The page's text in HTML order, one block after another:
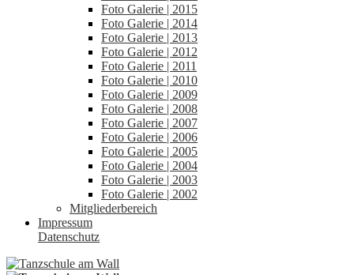
Foto Galerie | 2015
Foto Galerie | 2014
Foto Galerie | 2013
Foto Galerie | 2012
Foto Galerie | 2011
Foto Galerie | 2010
Foto Galerie | 2009
Foto Galerie | 2008
Foto Galerie | 2007
Foto Galerie | 2006
Foto Galerie | 2005
Foto Galerie | 2004
Foto Galerie | 2003
Foto Galerie | 2002
Mitgliederbereich
Impressum
Datenschutz